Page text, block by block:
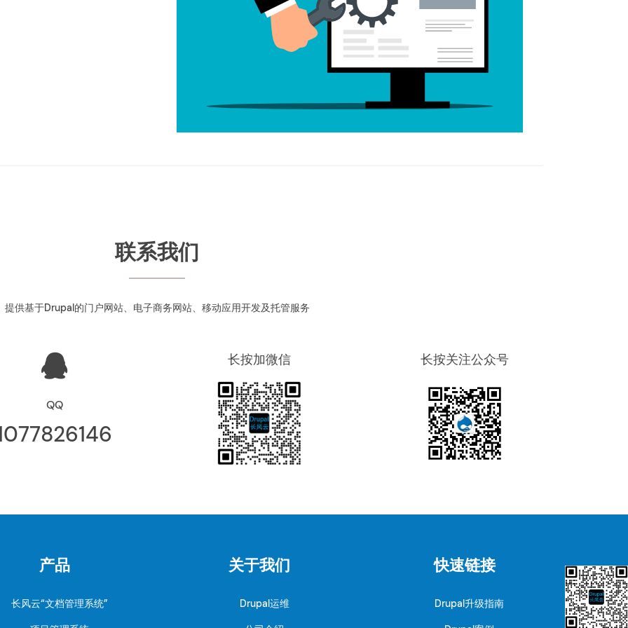
联系我们
提供基于Drupal的门户网站、电子商务网站、移动应用开发及托管服务
QQ
长按加微信 长按关注公众号
产品
长风云“文档管理系统”
关于我们
Drupal运维
快速链接
Drupal升级指南